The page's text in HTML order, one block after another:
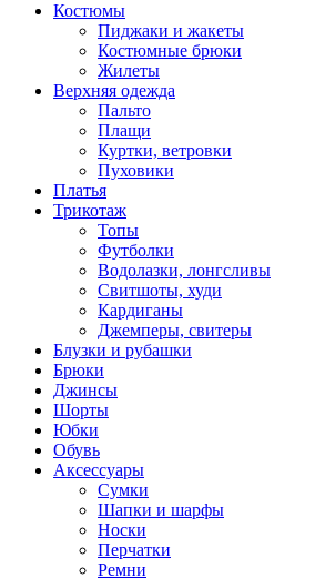
Костюмы
Пиджаки и жакеты
Костюмные брюки
Жилеты
Верхняя одежда
Пальто
Плащи
Куртки, ветровки
Пуховики
Платья
Трикотаж
Топы
Футболки
Водолазки, лонгсливы
Свитшоты, худи
Кардиганы
Джемперы, свитеры
Блузки и рубашки
Брюки
Джинсы
Шорты
Юбки
Обувь
Аксессуары
Сумки
Шапки и шарфы
Носки
Перчатки
Ремни